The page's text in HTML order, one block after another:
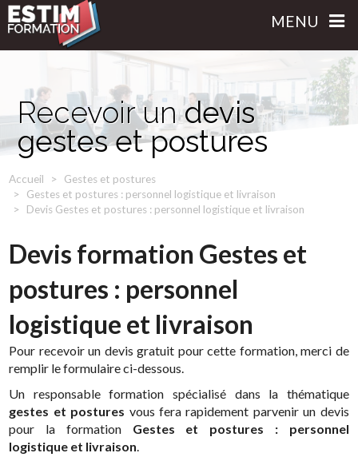
MENU
Recevoir undevis
gestes et postures
Accueil
Gestes et postures
Gestes et postures : personnel logistique et livraison
Devis Gestes et postures : personnel logistique et livraison
Devis formation Gestes et
postures : personnel
logistique et livraison
Pour recevoir un devis gratuit pour cette formation, merci de
remplir le formulaire ci-dessous.
Un responsable formation spécialisé dans la thématique
gestes et postures vous fera rapidement parvenir un devis
pour la formation Gestes et postures : personnel
logistique et livraison.